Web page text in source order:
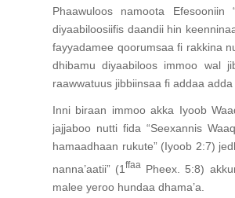
Phaawuloos namoota
diyaabiloosiifis daandii hin
fayyadamee qoorumsaa fi rakkina
dhibamu diyaabiloos immoo wal
raawwatuus jibbiinsaa fi addaa
Inni biraan immoo akka Iyoob
jajjaboo nutti fida “Seexannis
hamaadhaan rukute” (Iyoob 2:7)
nanna’aatii” (1 ffaa
Pheex. 5:8)
malee yeroo hundaa dhama’a.